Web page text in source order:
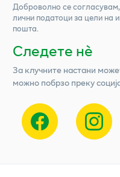
Доброволно се согласувам,
лични податоци за цели на
пошта.
Следете нѐ
За клучните настани
можно побрзо преку